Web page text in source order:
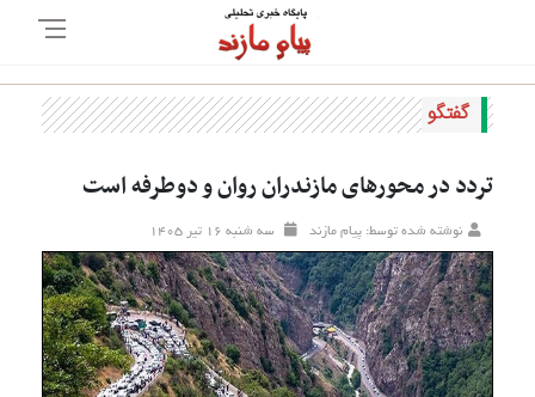
گفتگو
تردد در محورهای مازندران روان و دوطرفه است
نوشته شده توسط: پیام مازند سه شنبه ۱۶ تير ۱۴۰۵